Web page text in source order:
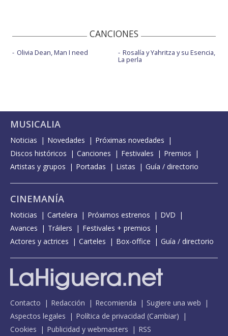
CANCIONES
Olivia Dean, Man I need Rosalía y Yahritza y su Esencia,
La perla
MUSICALIA
Noticias Novedades
Próximas novedades
Discos históricos
Canciones Festivales
Premios
Artistas y grupos
Portadas Listas Guía / directorio
CINEMANÍA
Noticias Cartelera Próximos estrenos
DVD
Avances
Tráilers
Festivales + premios
Actores y actrices
Carteles Box-office Guía / directorio
Contacto Redacción Recomienda
Sugiere una web
Aspectos legales
Política de privacidad (Cambiar)
Cookies
Publicidad y webmasters RSS